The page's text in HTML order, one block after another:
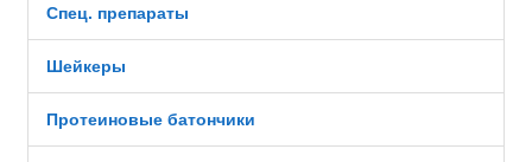
Спец. препараты
Шейкеры
Протеиновые батончики